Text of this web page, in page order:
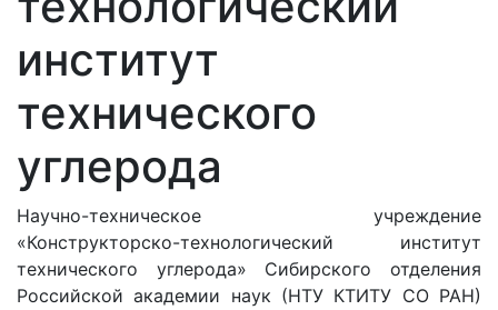
институт
технического
углерода
Научно-техническое учреждение
«Конструкторско-технологический институт
технического углерода» Сибирского отделения
Российской академии наук (НТУ КТИТУ СО РАН)